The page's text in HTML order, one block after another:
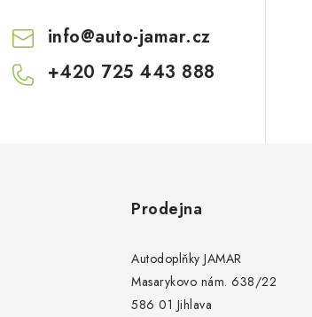
info@auto-jamar.cz
+420 725 443 888
Prodejna
Autodoplňky JAMAR
Masarykovo nám. 638/22
586 01 Jihlava